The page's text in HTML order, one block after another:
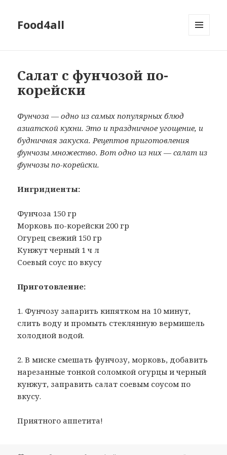
Food4all
Салат с фунчозой по-
корейски
Фунчоза — одно из самых популярных блюд
азиатской кухни. Это и праздничное угощение, и
будничная закуска. Рецептов приготовления
фунчозы множество. Вот одно из них — салат из
фунчозы по-корейски.
Ингридиенты:
Фунчоза 150 гр
Морковь по-корейски 200 гр
Огурец свежий 150 гр
Кунжут черный 1 ч л
Соевый соус по вкусу
Приготовление:
1. Фунчозу запарить кипятком на 10 минут,
слить воду и промыть стеклянную вермишель
холодной водой.
2. В миске смешать фунчозу, морковь, добавить
нарезанные тонкой соломкой огурцы и черный
кунжут, заправить салат соевым соусом по
вкусу.
Приятного аппетита!